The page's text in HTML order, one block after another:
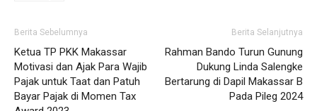
Berita Sebelumnya
Ketua TP PKK Makassar
Motivasi dan Ajak Para Wajib
Pajak untuk Taat dan Patuh
Bayar Pajak di Momen Tax
Berita Selanjutnya
Rahman Bando Turun Gunung
Dukung Linda Salengke
Bertarung di Dapil Makassar B
Pada Pileg 2024